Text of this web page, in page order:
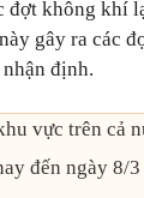
đợt không khí
gây ra các
định.
vực trên cả
đến ngày 8/3